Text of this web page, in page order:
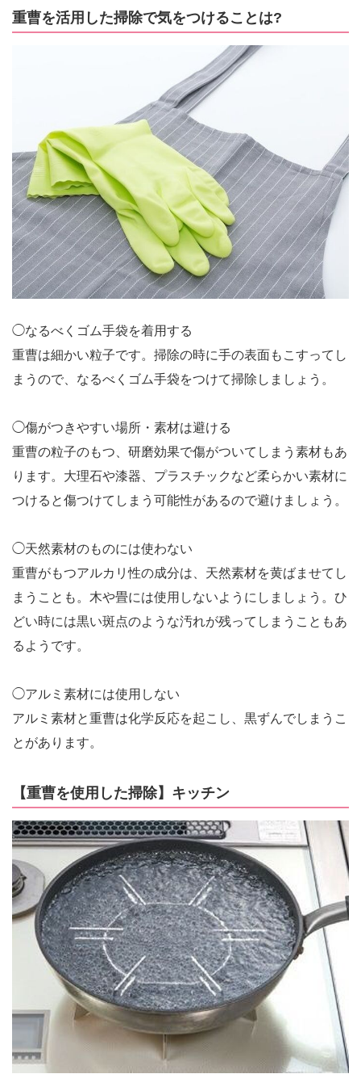
重曹を活用した掃除で気をつけることは?
◯なるべくゴム手袋を着用する
重曹は細かい粒子です。掃除の時に手の表面もこすってし
まうので、なるべくゴム手袋をつけて掃除しましょう。
◯傷がつきやすい場所・素材は避ける
重曹の粒子のもつ、研磨効果で傷がついてしまう素材もあ
ります。大理石や漆器、プラスチックなど柔らかい素材に
つけると傷つけてしまう可能性があるので避けましょう。
◯天然素材のものには使わない
重曹がもつアルカリ性の成分は、天然素材を黄ばませてし
まうことも。木や畳には使用しないようにしましょう。ひ
どい時には黒い斑点のような汚れが残ってしまうこともあ
るようです。
◯アルミ素材には使用しない
アルミ素材と重曹は化学反応を起こし、黒ずんでしまうこ
とがあります。
【重曹を使用した掃除】キッチン